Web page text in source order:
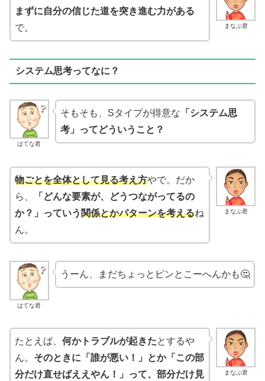
まなぶ君
まずに自分の信じた道を突き進む力がある
で。
システム思考ってなに？
はてな君
そもそも、Sタイプが得意な 「システム思
考」ってどういうこと？
まなぶ君
物ごとを全体として見る考え方やで。だか
ら、
「どんな要素が、どうつながってるの
か？」っていう関係とかパターンを考えるね
ん。
はてな君
うーん、まだちょっとピンとこーへんかも🤔
まなぶ君
たとえば、 何かトラブルが起きたとするや
ん。 そのときに「誰が悪い！」とか「この部
分だけ直せばええやん！」って、部分だけ見